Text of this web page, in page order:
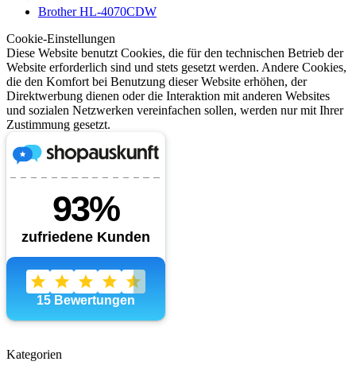
Brother HL-4070CDW
Cookie-Einstellungen
Diese Website benutzt Cookies, die für den technischen Betrieb der
Website erforderlich sind und stets gesetzt werden. Andere Cookies,
die den Komfort bei Benutzung dieser Website erhöhen, der
Direktwerbung dienen oder die Interaktion mit anderen Websites
und sozialen Netzwerken vereinfachen sollen, werden nur mit Ihrer
Zustimmung gesetzt.
Kategorien